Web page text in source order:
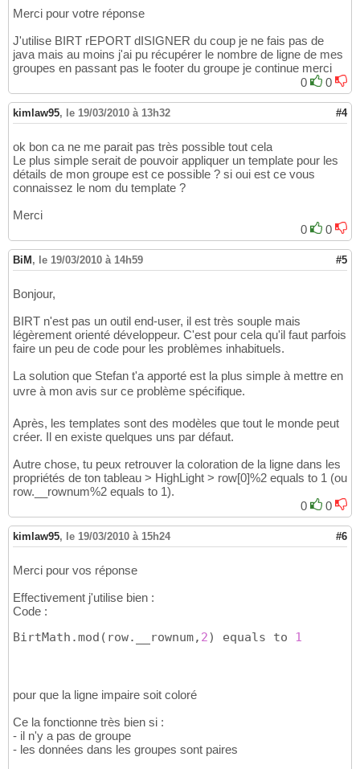
Merci pour votre réponse
J'utilise BIRT rEPORT dISIGNER du coup je ne fais pas de
java mais au moins j'ai pu récupérer le nombre de ligne de mes
groupes en passant pas le footer du groupe je continue merci
0
0
kimlaw95, le 19/03/2010 à 13h32 #4
ok bon ca ne me parait pas très possible tout cela
Le plus simple serait de pouvoir appliquer un template pour les
détails de mon groupe est ce possible ? si oui est ce vous
connaissez le nom du template ?
Merci
0
0
BiM , le 19/03/2010 à 14h59 #5
Bonjour,
BIRT n'est pas un outil end-user, il est très souple mais
légèrement orienté développeur. C'est pour cela qu'il faut parfois
faire un peu de code pour les problèmes inhabituels.
La solution que Stefan t'a apporté est la plus simple à mettre en
uvre à mon avis sur ce problème spécifique.
Après, les templates sont des modèles que tout le monde peut
créer. Il en existe quelques uns par défaut.
Autre chose, tu peux retrouver la coloration de la ligne dans les
propriétés de ton tableau > HighLight > row[0]%2 equals to 1 (ou
row.__rownum%2 equals to 1).
0
0
kimlaw95, le 19/03/2010 à 15h24 #6
Merci pour vos réponse
Effectivement j'utilise bien :
Code :
BirtMath.mod ( row.__rownum, 2) equals to 1
pour que la ligne impaire soit coloré
Ce la fonctionne très bien si :
- il n'y a pas de groupe
- les données dans les groupes sont paires